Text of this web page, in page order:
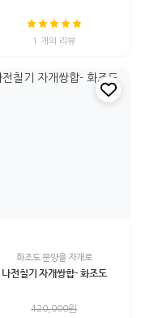
1 개의 리뷰
화조도 문양을 자개로
나전칠기 자개쌍합- 화조도
120,000원